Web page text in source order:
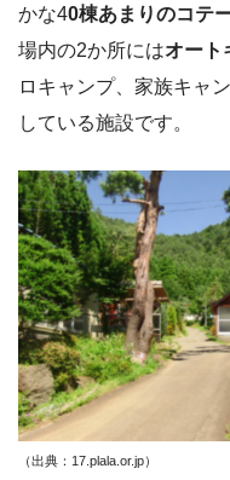
かな40棟あまりのコテ
場内の2か所にはオート
ロキャンプ、家族キャ
している施設です。
（出典：17.plala.or.jp）